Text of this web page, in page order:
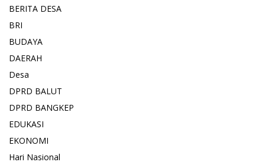
BERITA DESA
BRI
BUDAYA
DAERAH
Desa
DPRD BALUT
DPRD BANGKEP
EDUKASI
EKONOMI
Hari Nasional